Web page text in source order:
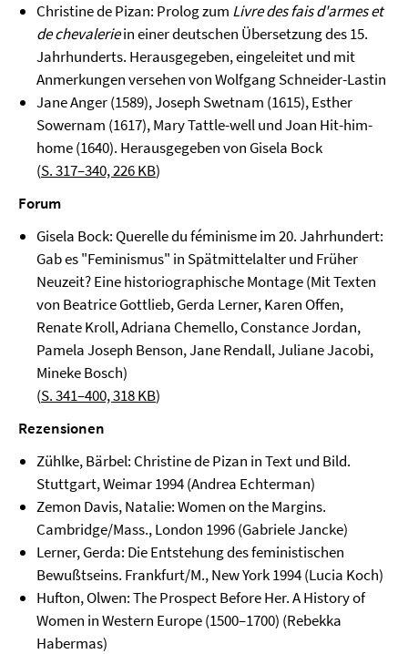
Christine de Pizan: Prolog zum Livre des fais d'armes et
de chevaleriein einer deutschen Übersetzung des 15.
Jahrhunderts. Herausgegeben, eingeleitet und mit
Anmerkungen versehen von Wolfgang Schneider-Lastin
Jane Anger (1589), Joseph Swetnam (1615), Esther
Sowernam (1617), Mary Tattle-well und Joan Hit-him-
home (1640). Herausgegeben von Gisela Bock
(S. 317–340, 226 KB)
Forum
Gisela Bock: Querelle du féminisme im 20. Jahrhundert:
Gab es "Feminismus" in Spätmittelalter und Früher
Neuzeit? Eine historiographische Montage (Mit Texten
von Beatrice Gottlieb, Gerda Lerner, Karen Offen,
Renate Kroll, Adriana Chemello, Constance Jordan,
Pamela Joseph Benson, Jane Rendall, Juliane Jacobi,
Mineke Bosch)
(S. 341–400, 318 KB)
Rezensionen
Zühlke, Bärbel: Christine de Pizan in Text und Bild.
Stuttgart, Weimar 1994 (Andrea Echterman)
Zemon Davis, Natalie: Women on the Margins.
Cambridge/Mass., London 1996 (Gabriele Jancke)
Lerner, Gerda: Die Entstehung des feministischen
Bewußtseins. Frankfurt/M., New York 1994 (Lucia Koch)
Hufton, Olwen: The Prospect Before Her. A History of
Women in Western Europe (1500–1700) (Rebekka
Habermas)